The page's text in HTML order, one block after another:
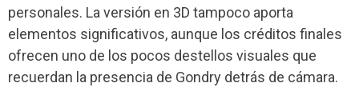
personales. La versión en 3D tampoco aporta
elementos significativos, aunque los créditos finales
ofrecen uno de los pocos destellos visuales que
recuerdan la presencia de Gondry detrás de cámara.